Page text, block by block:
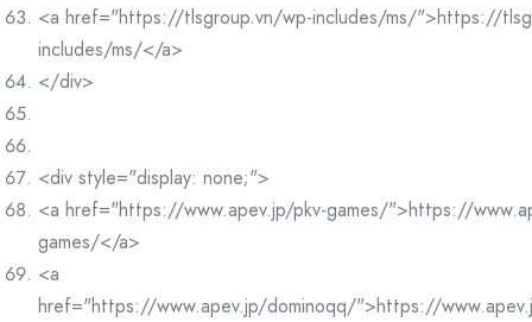
<a href="https://tlsgroup.vn/wp-includes/ms/">https://
includes/ms/</a>
</div>
<div style="display: none;">
<a href="https://www.apev.jp/pkv-games/">https://
games/</a>
<a
href="https://www.apev.jp/dominoqq/">https://